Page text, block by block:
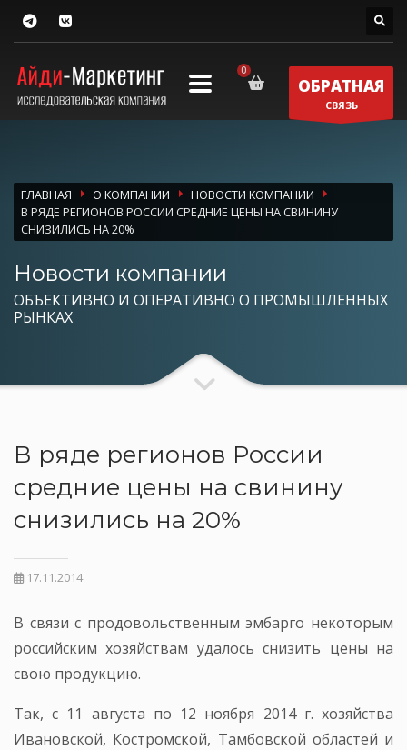
ОБРАТНАЯ
СВЯЗЬ
ГЛАВНАЯ О КОМПАНИИ
НОВОСТИ КОМПАНИИ
В РЯДЕ РЕГИОНОВ РОССИИ СРЕДНИЕ ЦЕНЫ НА СВИНИНУ
СНИЗИЛИСЬ НА 20%
Новости компании
ОБЪЕКТИВНО И ОПЕРАТИВНО О ПРОМЫШЛЕННЫХ
РЫНКАХ
В ряде регионов России
средние цены на свинину
снизились на 20%
17.11.2014
В связи с продовольственным эмбарго некоторым
российским хозяйствам удалось снизить цены на
свою продукцию.
Так, с 11 августа по 12 ноября 2014 г. хозяйства
Ивановской, Костромской, Тамбовской областей и